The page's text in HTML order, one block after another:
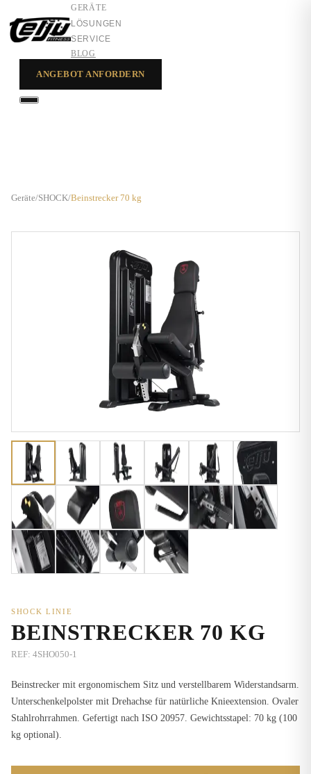
GERÄTE
LÖSUNGEN
SERVICE
BLOG
ANGEBOT ANFORDERN
Geräte/SHOCK/Beinstrecker 70 kg
SHOCK LINIE
BEINSTRECKER 70 KG
REF: 4SHO050-1
Beinstrecker mit ergonomischem Sitz und verstellbarem Widerstandsarm.
Unterschenkelpolster mit Drehachse für natürliche Knieextension. Ovaler
Stahlrohrrahmen. Gefertigt nach ISO 20957. Gewichtsstapel: 70 kg (100
kg optional).